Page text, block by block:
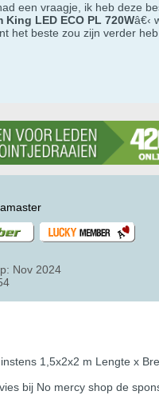
een vraagje, ik heb deze
LED ECO PL 720Wâ€‹
het beste zou zijn verder
Nov 2024
1,5x2x2 m Lengte x
bij No mercy shop de